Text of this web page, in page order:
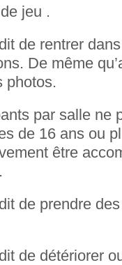
jeu .
de rentrer
De même
photos.
par salle ne
de 16 ans ou
être
de prendre
de détériorer